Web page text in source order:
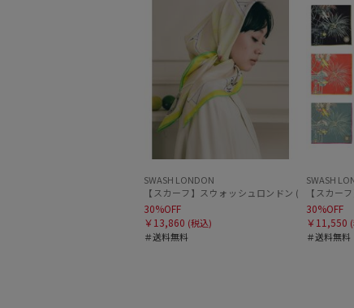
SWASH LONDON
30%OFF
￥13,860 (税込)
＃送料無料
SWASH
30%OFF
￥11,550
＃送料無料